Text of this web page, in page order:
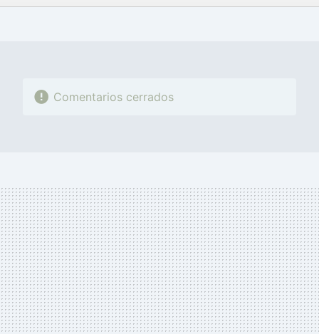
FACEBOOK
TWITTERFLIPBOARD
E-
WHATSAPP
Comentarios cerrados